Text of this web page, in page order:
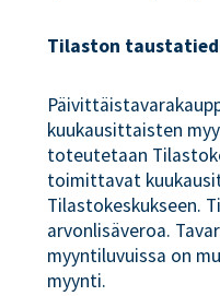
Tilaston
kuukausittaisten
toteutetaan
toimittavat
Tilastokeskukseen.
arvonlisäveroa.
myyntiluvuissa on
myynti.